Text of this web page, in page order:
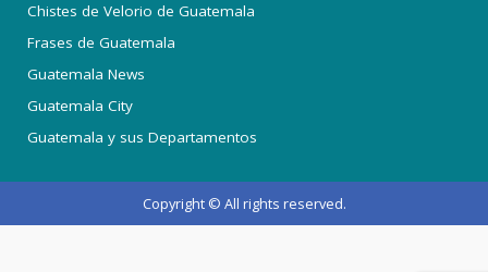
Chistes de Velorio de Guatemala
Frases de Guatemala
Guatemala News
Guatemala City
Guatemala y sus Departamentos
Copyright © All rights reserved.